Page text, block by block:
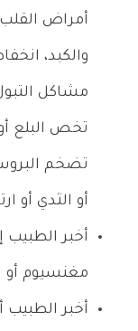
أمراض
والكبد،
مشاكل
تخص البلع
تضخم
أو الثدي أو
أخبر
مغنسيوم أو
أخبر